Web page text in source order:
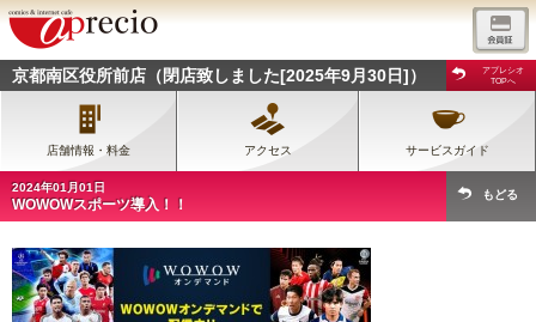
京都南区役所前店（閉店致しました[2025年9月30日]）
アプレシオ
TOPへ
店舗情報・料金 アクセス サービスガイド
2024年01月01日
WOWOWスポーツ導入！！
もどる